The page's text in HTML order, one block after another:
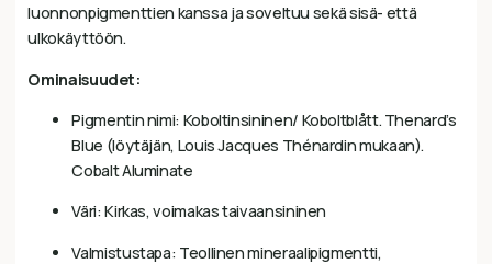
luonnonpigmenttien kanssa ja soveltuu sekä sisä- että
ulkokäyttöön.
Ominaisuudet:
Pigmentin nimi: Koboltinsininen/ Koboltblått. Thenard’s
Blue (löytäjän, Louis Jacques Thénardin mukaan).
Cobalt Aluminate
Väri: Kirkas, voimakas taivaansininen
Valmistustapa: Teollinen mineraalipigmentti,